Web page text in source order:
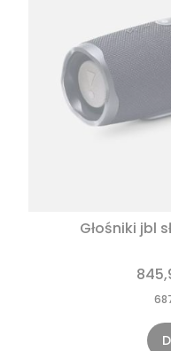
Głośniki jbl